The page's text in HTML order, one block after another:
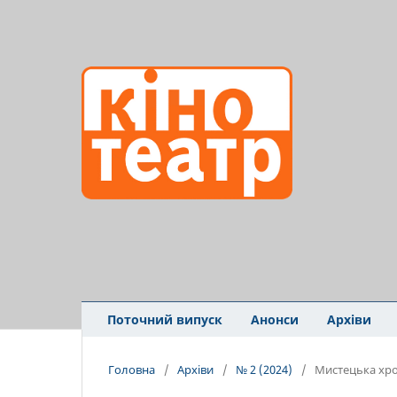
Поточний випуск Анонси Архіви
Головна / Архіви / № 2 (2024) / Мистецька